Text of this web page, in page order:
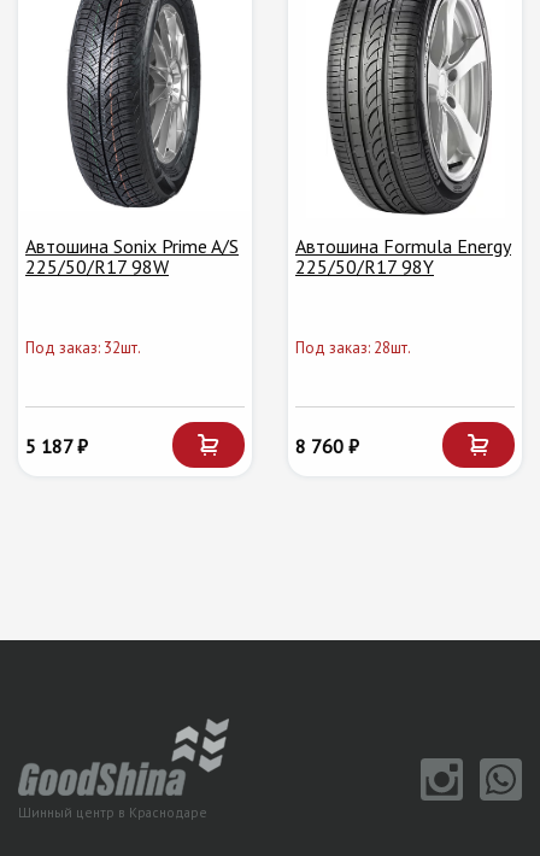
Автошина Sonix Prime A/S
225/50/R17 98W
Под заказ: 32шт.
5 187 ₽
Автошина Formula Energy
225/50/R17 98Y
Под заказ: 28шт.
8 760 ₽
Шинный центр в Краснодаре